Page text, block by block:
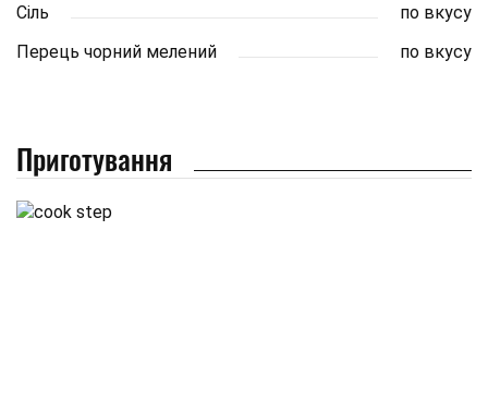
Сіль
по вкусу
Перець чорний мелений
по вкусу
Приготування